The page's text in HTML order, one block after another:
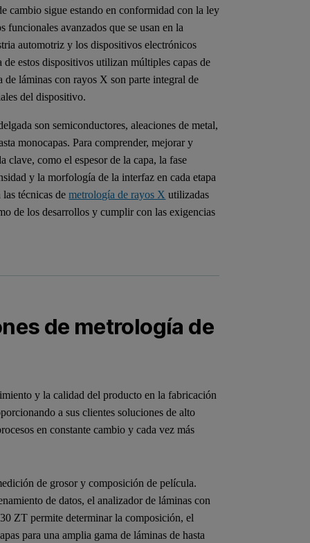
cambio sigue estando en conformidad con la ley
funcionales avanzados que se usan en la
automotriz y los dispositivos electrónicos
estos dispositivos utilizan múltiples capas de
de láminas con rayos X son parte integral de
del dispositivo.
son semiconductores, aleaciones de metal,
monocapas. Para comprender, mejorar y
clave, como el espesor de la capa, la fase
y la morfología de la interfaz en cada etapa
las técnicas demetrología de rayos X utilizadas
de los desarrollos y cumplir con las exigencias
de metrología de
y la calidad del producto en la fabricación
a sus clientes soluciones de alto
en constante cambio y cada vez más
de grosor y composición de película.
de datos, el analizador de láminas con
ZT permite determinar la composición, el
para una amplia gama de láminas de hasta